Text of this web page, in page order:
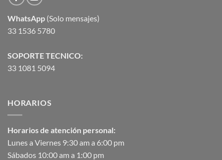
WhatsApp (Solo mensajes)
33 1536 5780
SOPORTE TECNICO:
33 1081 5094
HORARIOS
Horarios de atención personal:
Lunes a Viernes 9:30 am a 6:00 pm
Sábados 10:00 am a 1:00 pm